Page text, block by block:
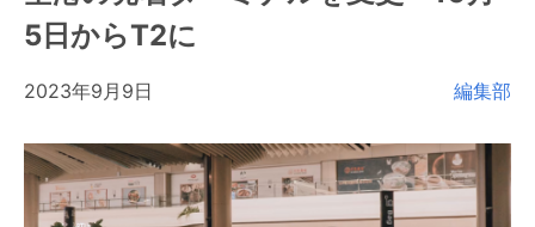
5日からT2に
2023年9月9日 編集部